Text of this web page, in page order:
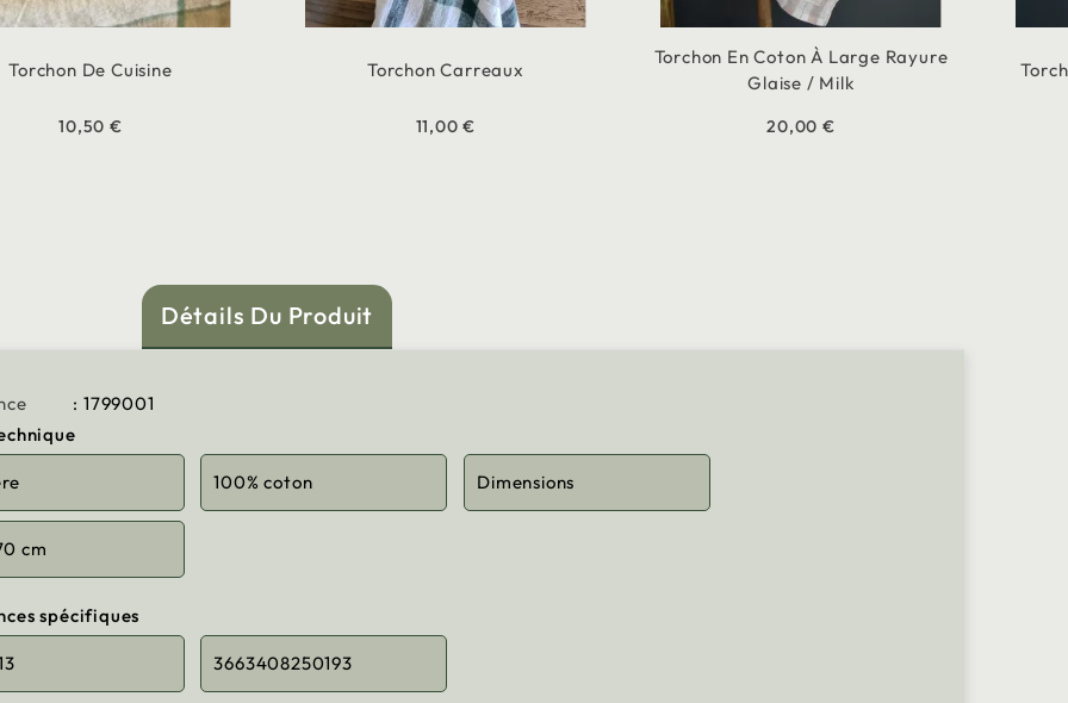
Torchon De Cuisine
10,50 €
Torchon Carreaux
11,00 €
Torchon En Coton À Large Rayure
Glaise / Milk
20,00 €
Détails Du Produit
: 1799001
100% coton Dimensions
cm
spécifiques
3663408250193